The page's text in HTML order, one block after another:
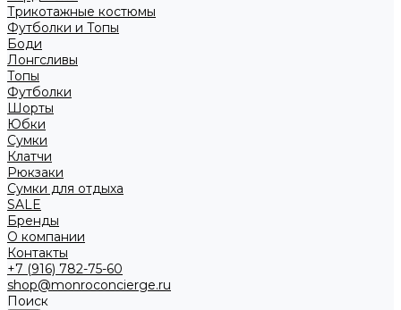
Трикотажные костюмы
Футболки и Топы
Боди
Лонгсливы
Топы
Футболки
Шорты
Юбки
Сумки
Клатчи
Рюкзаки
Сумки для отдыха
SALE
Бренды
О компании
Контакты
+7 (916) 782-75-60
shop@monroconcierge.ru
Поиск